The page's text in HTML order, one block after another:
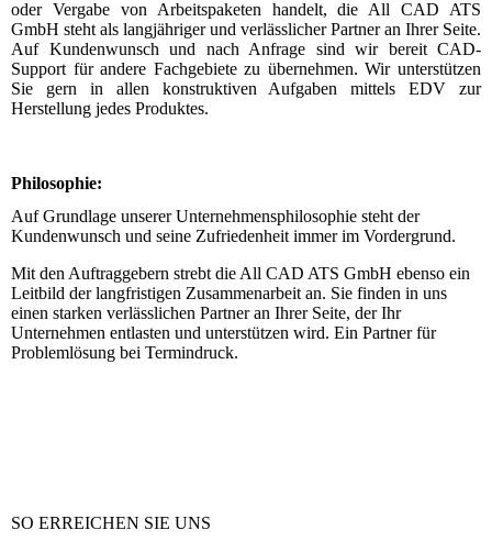
oder Vergabe von Arbeitspaketen handelt, die All CAD ATS
GmbH steht als langjähriger und verlässlicher Partner an Ihrer Seite.
Auf Kundenwunsch und nach Anfrage sind wir bereit CAD-
Support für andere Fachgebiete zu übernehmen. Wir unterstützen
Sie gern in allen konstruktiven Aufgaben mittels EDV zur
Herstellung jedes Produktes.
Philosophie:
Auf Grundlage unserer Unternehmensphilosophie steht der
Kundenwunsch und seine Zufriedenheit immer im Vordergrund.
Mit den Auftraggebern strebt die All CAD ATS GmbH ebenso ein
Leitbild der langfristigen Zusammenarbeit an. Sie finden in uns
einen starken verlässlichen Partner an Ihrer Seite, der Ihr
Unternehmen entlasten und unterstützen wird. Ein Partner für
Problemlösung bei Termindruck.
SO ERREICHEN SIE UNS